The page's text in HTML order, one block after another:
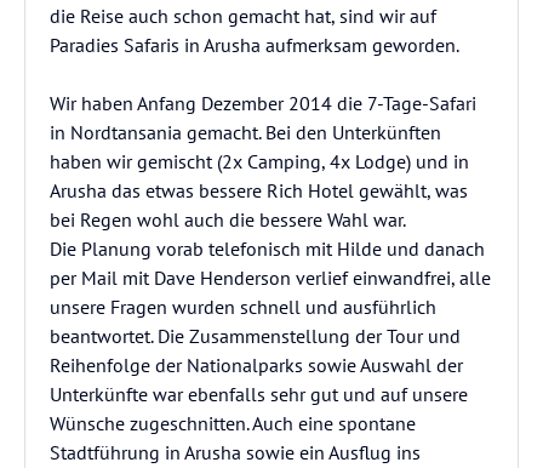
die Reise auch schon gemacht hat, sind wir auf
Paradies Safaris in Arusha aufmerksam geworden.
Wir haben Anfang Dezember 2014 die 7-Tage-Safari
in Nordtansania gemacht. Bei den Unterkünften
haben wir gemischt (2x Camping, 4x Lodge) und in
Arusha das etwas bessere Rich Hotel gewählt, was
bei Regen wohl auch die bessere Wahl war.
Die Planung vorab telefonisch mit Hilde und danach
per Mail mit Dave Henderson verlief einwandfrei, alle
unsere Fragen wurden schnell und ausführlich
beantwortet. Die Zusammenstellung der Tour und
Reihenfolge der Nationalparks sowie Auswahl der
Unterkünfte war ebenfalls sehr gut und auf unsere
Wünsche zugeschnitten. Auch eine spontane
Stadtführung in Arusha sowie ein Ausflug ins